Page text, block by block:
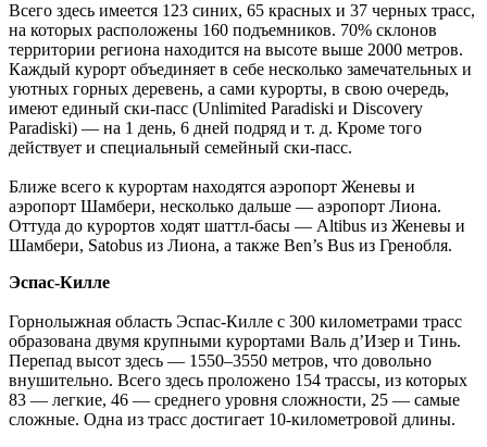
Всего здесь имеется 123 синих, 65 красных и 37 черных трасс,
на которых расположены 160 подъемников. 70% склонов
территории региона находится на высоте выше 2000 метров.
Каждый курорт объединяет в себе несколько замечательных и
уютных горных деревень, а сами курорты, в свою очередь,
имеют единый ски-пасс (Unlimited Paradiski и Discovery
Paradiski) — на 1 день, 6 дней подряд и т. д. Кроме того
действует и специальный семейный ски-пасс.
Ближе всего к курортам находятся аэропорт Женевы и
аэропорт Шамбери, несколько дальше — аэропорт Лиона.
Оттуда до курортов ходят шаттл-басы — Altibus из Женевы и
Шамбери, Satobus из Лиона, а также Ben’s Bus из Гренобля.
Эспас-Килле
Горнолыжная область Эспас-Килле с 300 километрами трасс
образована двумя крупными курортами Валь д’Изер и Тинь.
Перепад высот здесь — 1550–3550 метров, что довольно
внушительно. Всего здесь проложено 154 трассы, из которых
83 — легкие, 46 — среднего уровня сложности, 25 — самые
сложные. Одна из трасс достигает 10-километровой длины.